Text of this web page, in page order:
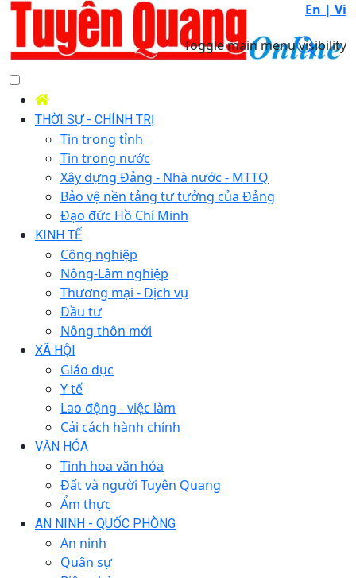
En | Vi
Toggle main menu visibility
THỜI SỰ - CHÍNH TRỊ
Tin trong tỉnh
Tin trong nước
Xây dựng Đảng - Nhà nước - MTTQ
Bảo vệ nền tảng tư tưởng của Đảng
Đạo đức Hồ Chí Minh
KINH TẾ
Công nghiệp
Nông-Lâm nghiệp
Thương mại - Dịch vụ
Đầu tư
Nông thôn mới
XÃ HỘI
Giáo dục
Y tế
Lao động - việc làm
Cải cách hành chính
VĂN HÓA
Tinh hoa văn hóa
Đất và người Tuyên Quang
Ẩm thực
AN NINH - QUỐC PHÒNG
An ninh
Quân sự